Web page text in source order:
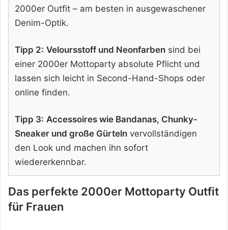
2000er Outfit – am besten in ausgewaschener
Denim-Optik.
Tipp 2: Veloursstoff und Neonfarben sind bei
einer 2000er Mottoparty absolute Pflicht und
lassen sich leicht in Second-Hand-Shops oder
online finden.
Tipp 3: Accessoires wie Bandanas, Chunky-
Sneaker und große Gürteln vervollständigen
den Look und machen ihn sofort
wiedererkennbar.
Das perfekte 2000er Mottoparty Outfit
für Frauen